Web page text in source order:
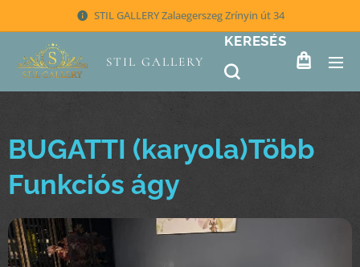
STIL GALLERY Zalaegerszeg Zrínyin út 34
STIL GALLERY
KERESÉS
BUGATTI (karyola)Több
Funkciós ágy